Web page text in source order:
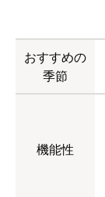
おすすめの
季節
機能性